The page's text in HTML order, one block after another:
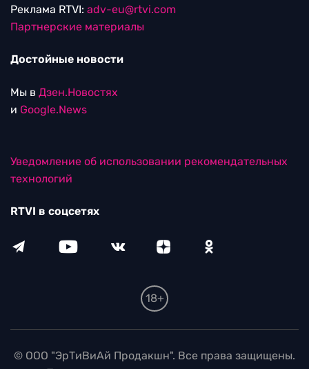
Реклама RTVI: adv-eu@rtvi.com
Партнерские материалы
Достойные новости
Мы в Дзен.Новостях
и Google.News
Уведомление об использовании рекомендательных
технологий
RTVI в соцсетях
18+
© ООО "ЭрТиВиАй Продакшн". Все права защищены.